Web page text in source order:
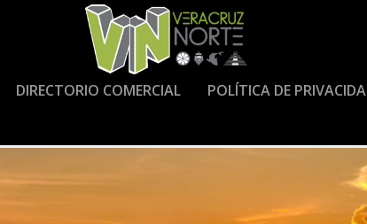
DIRECTORIO COMERCIAL POLÍTICA DE